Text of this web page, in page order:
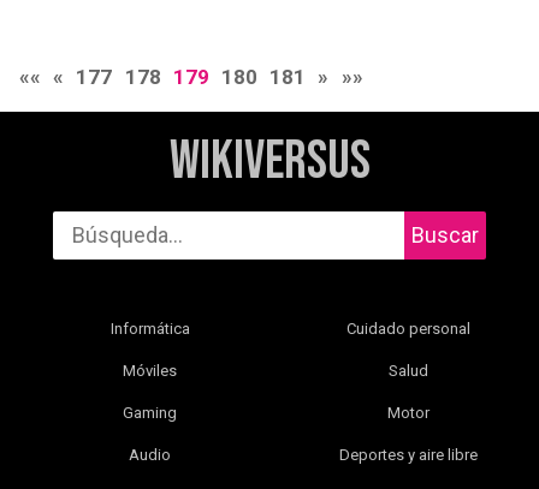
«« « 177 178 179 180 181 » »»
WikiVersus
Buscar
Informática
Móviles
Gaming
Audio
Cuidado personal
Salud
Motor
Deportes y aire libre